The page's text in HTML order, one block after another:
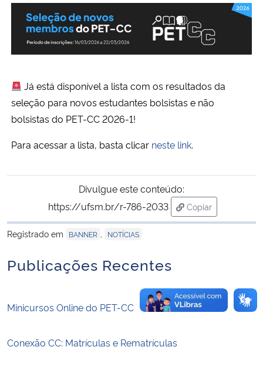
Ministério da Ciência, Tecnologia, Inovações e Comunicações
Ministério do Meio Ambiente
Ministério do Desenvolvimento Regional
Secretaria de Governo
Planalto
Já está disponível a lista com os resultados da
seleção para novos estudantes bolsistas e não
bolsistas do PET-CC 2026-1!
Para acessar a lista, basta clicar neste link.
Divulgue este conteúdo:
https://ufsm.br/r-786-2033
Copiar
para área de
Registrado em
BANNER NOTÍCIAS
Publicações Recentes
Minicursos Online do PET-CC
Conexão CC: Matrículas e Rematrículas